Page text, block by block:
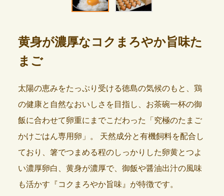
黄身が濃厚なコクまろやか旨味た
まご
太陽の恵みをたっぷり受ける徳島の気候のもと、鶏
の健康と自然なおいしさを目指し、お茶碗一杯の御
飯に合わせて卵重にまでこだわった「究極のたまご
かけごはん専用卵」。
天然成分と有機飼料を配合し
ており、箸でつまめる程のしっかりした卵黄とつよ
い濃厚卵白、黄身が濃厚で、御飯や醤油出汁の風味
も活かす『コクまろやか旨味』が特徴です。